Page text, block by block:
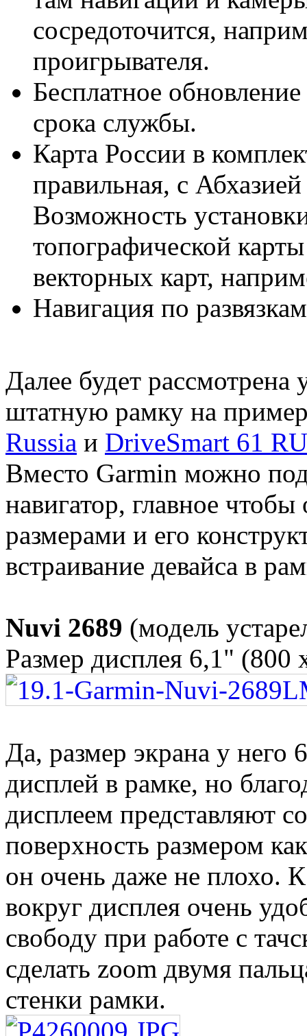
сосредоточится,
проигрывателя.
Бесплатное
срока службы.
Карта России в
правильная, с
Возможность
топографической
векторных карт,
Навигация по
Далее будет рассмотрена
штатную рамку на
Russia и DriveSmart 61
Вместо Garmin можно
навигатор, главное
размерами и его
встраивание девайса в
Nuvi 2689 (модель
Размер дисплея 6,1" (800
Да, размер экрана у него
дисплей в рамке, но
дисплеем представляют
поверхность размером
он очень даже не плохо.
вокруг дисплея очень
свободу при работе с
сделать zoom двумя
стенки рамки.